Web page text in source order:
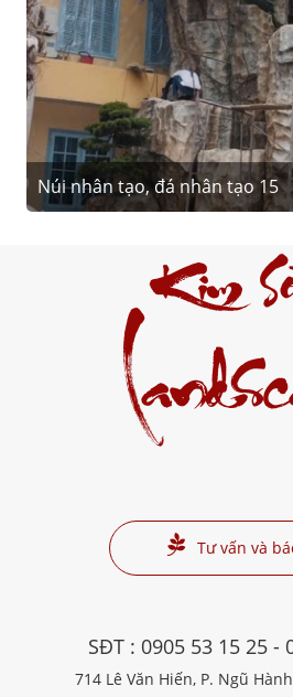
Núi nhân tạo, đá nhân tạo 15
Kim
Tư vấn và
SĐT : 0905 53 15 25-
714 Lê Văn Hiến, P. Ngũ